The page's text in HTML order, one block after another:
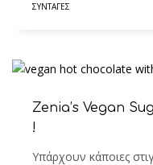
ΣΥΝΤΑΓΈΣ
Zenia’s Vegan
!
Υπάρχουν κάποιες